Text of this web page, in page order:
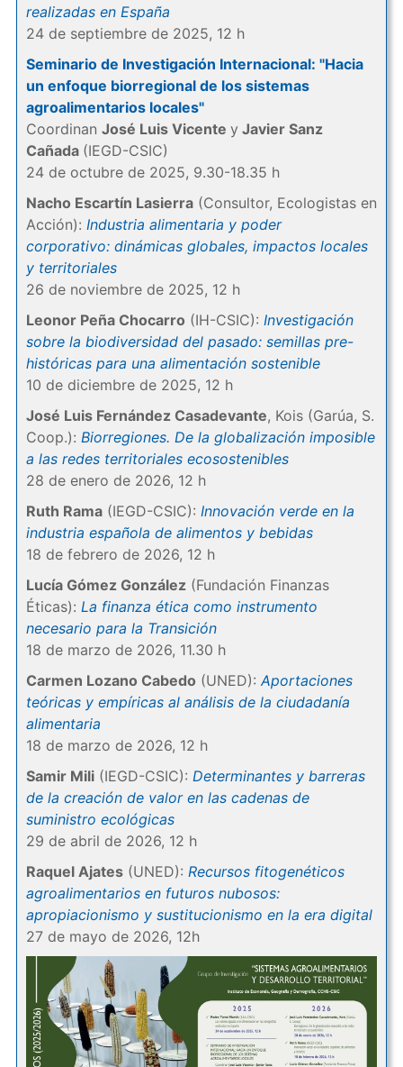
realizadas en España
24 de septiembre de 2025, 12 h
Seminario de Investigación Internacional: "Hacia
un enfoque biorregional de los sistemas
agroalimentarios locales"
Coordinan José Luis Vicente y Javier Sanz
Cañada (IEGD-CSIC)
24 de octubre de 2025, 9.30-18.35 h
Nacho Escartín Lasierra(Consultor, Ecologistas en
Acción): Industria alimentaria y poder
corporativo: dinámicas globales, impactos locales
y territoriales
26 de noviembre de 2025, 12 h
Leonor Peña Chocarro (IH-CSIC): Investigación
sobre la biodiversidad del pasado: semillas pre-
históricas para una alimentación sostenible
10 de diciembre de 2025, 12 h
José Luis Fernández Casadevante, Kois (Garúa, S.
Coop.): Biorregiones. De la globalización imposible
a las redes territoriales ecosostenibles
28 de enero de 2026, 12 h
Ruth Rama(IEGD-CSIC): Innovación verde en la
industria española de alimentos y bebidas
18 de febrero de 2026, 12 h
Lucía Gómez González(Fundación Finanzas
Éticas): La finanza ética como instrumento
necesario para la Transición
18 de marzo de 2026, 11.30 h
Carmen Lozano Cabedo (UNED):Aportaciones
teóricas y empíricas al análisis de la ciudadanía
alimentaria
18 de marzo de 2026, 12 h
Samir Mili(IEGD-CSIC): Determinantes y barreras
de la creación de valor en las cadenas de
suministro ecológicas
29 de abril de 2026, 12 h
Raquel Ajates(UNED): Recursos fitogenéticos
agroalimentarios en futuros nubosos:
apropiacionismo y sustitucionismo en la era digital
27 de mayo de 2026, 12h